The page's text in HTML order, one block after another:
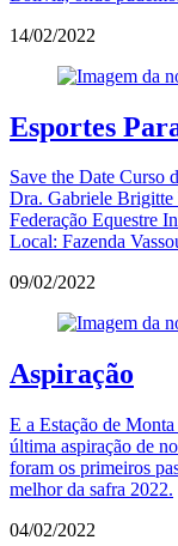
14/02/2022
Esportes
Save the Date Curso
Dra. Gabriele Brigitte
Federação Equestre
Local: Fazenda
09/02/2022
Aspiração
E a Estação de
última aspiração de
foram os primeiros
melhor da safra 2022.
04/02/2022